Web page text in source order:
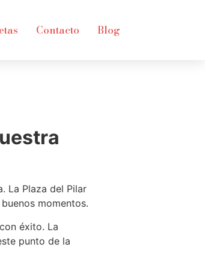
Contacto Blog
La Plaza del Pilar
momentos.
éxito. La
punto de la